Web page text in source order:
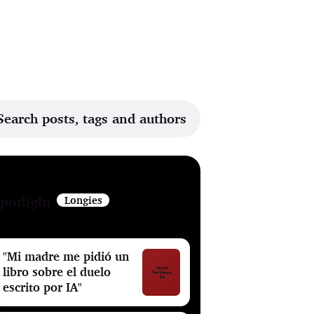
posts, tags and authors
Longies
"Mi madre me pidió un
libro sobre el duelo
escrito por IA"